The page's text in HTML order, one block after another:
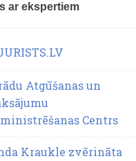
ar ekspertiem
Atgūšanas un
Centrs
Kraukle zvērināta